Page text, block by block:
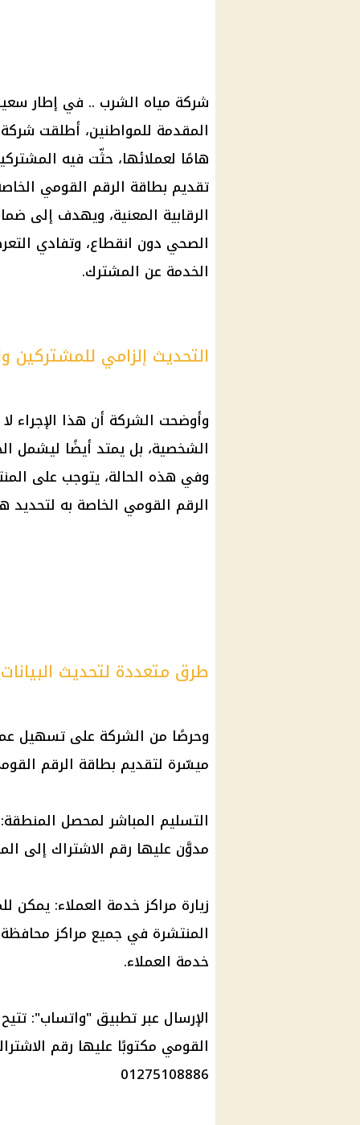
شركة مياه الشرب .. في إطار
المقدمة للمواطنين، أطلقت
هامًا لعملائها، حثّت فيه
تقديم بطاقة الرقم القومي
الرقابية المعنية، ويهدف إلى
الصحي دون انقطاع، وتفادي
الخدمة عن المشترك.
التحديث إلزامي للمشتركين
وأوضحت الشركة أن هذا الإجراء
الشخصية، بل يمتد أيضًا ليشمل
وفي هذه الحالة، يتوجب على
الرقم القومي الخاصة به
طرق متعددة لتحديث
وحرصًا من الشركة على تسهيل
ميسّرة لتقديم بطاقة الرقم
التسليم المباشر لمحصل
مدوَّن عليها رقم الاشتراك إلى
زيارة مراكز خدمة العملاء: يمكن
المنتشرة في جميع مراكز
خدمة العملاء.
الإرسال عبر تطبيق "واتساب":
القومي مكتوبًا عليها رقم
01275108886